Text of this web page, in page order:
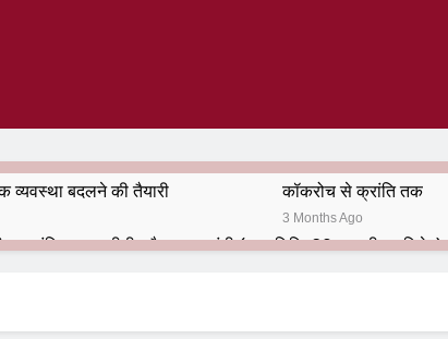
बदलने की तैयारी कॉकरोच से क्रांति तक
3 Months Ago
भारतीय राजनीति में आज भी प्रासांगिक एव अद्वीतीय है महात्मा गांधी (पुण्य तिथि-30 जनवरी पर विशेष)